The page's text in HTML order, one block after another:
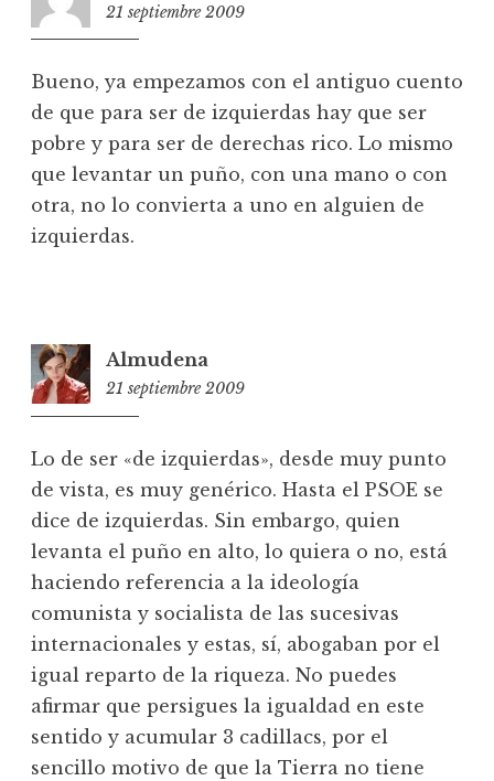
21 septiembre 2009
Bueno, ya empezamos con el antiguo cuento
de que para ser de izquierdas hay que ser
pobre y para ser de derechas rico. Lo mismo
que levantar un puño, con una mano o con
otra, no lo convierta a uno en alguien de
izquierdas.
Almudena
21 septiembre 2009
Lo de ser «de izquierdas», desde muy punto
de vista, es muy genérico. Hasta el PSOE se
dice de izquierdas. Sin embargo, quien
levanta el puño en alto, lo quiera o no, está
haciendo referencia a la ideología
comunista y socialista de las sucesivas
internacionales y estas, sí, abogaban por el
igual reparto de la riqueza. No puedes
afirmar que persigues la igualdad en este
sentido y acumular 3 cadillacs, por el
sencillo motivo de que la Tierra no tiene